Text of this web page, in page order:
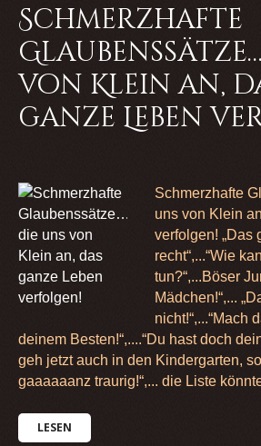
Schmerzhafte
von Klein an,
ganze Leben
Schmerzhafte
uns von Klein
verfolgen! „Das
recht“,...“Wie
tun?“,...Böser
Mädchen!“,...
nicht!“,...“Mach
deinem Besten!“,....“Du hast doch
geh jetzt auch in den Kindergarten,
gaaaaaanz traurig!“,... die Liste
LESEN